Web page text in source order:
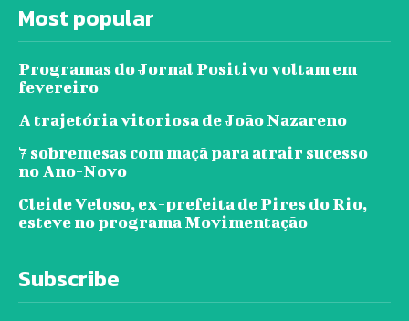
Most popular
Programas do Jornal Positivo voltam em
fevereiro
A trajetória vitoriosa de João Nazareno
7 sobremesas com maçã para atrair sucesso
no Ano-Novo
Cleide Veloso, ex-prefeita de Pires do Rio,
esteve no programa Movimentação
Subscribe